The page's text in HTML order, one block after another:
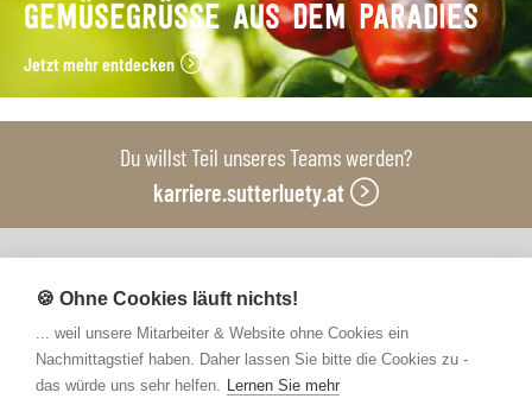
GEMÜSEGRÜSSE AUS DEM PARADIES
Jetzt mehr entdecken
Du willst Teil unseres Teams werden?
karriere.sutterluety.at
Unsere Produktionsbetriebe
🍪 Ohne Cookies läuft nichts!
... weil unsere Mitarbeiter & Website ohne Cookies ein
Nachmittagstief haben. Daher lassen Sie bitte die Cookies zu -
das würde uns sehr helfen. Lernen Sie mehr